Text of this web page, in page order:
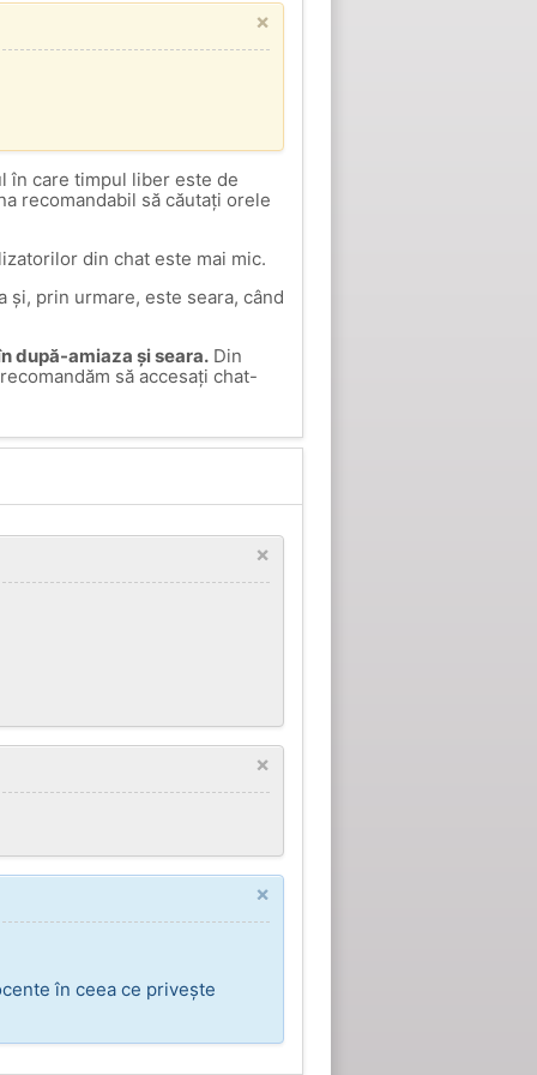
×
în care timpul liber este de
recomandabil să căutați orele
din chat este mai mic.
prin urmare, este seara, când
după-amiaza și seara.Din
să accesați chat-
×
×
×
în ceea ce privește